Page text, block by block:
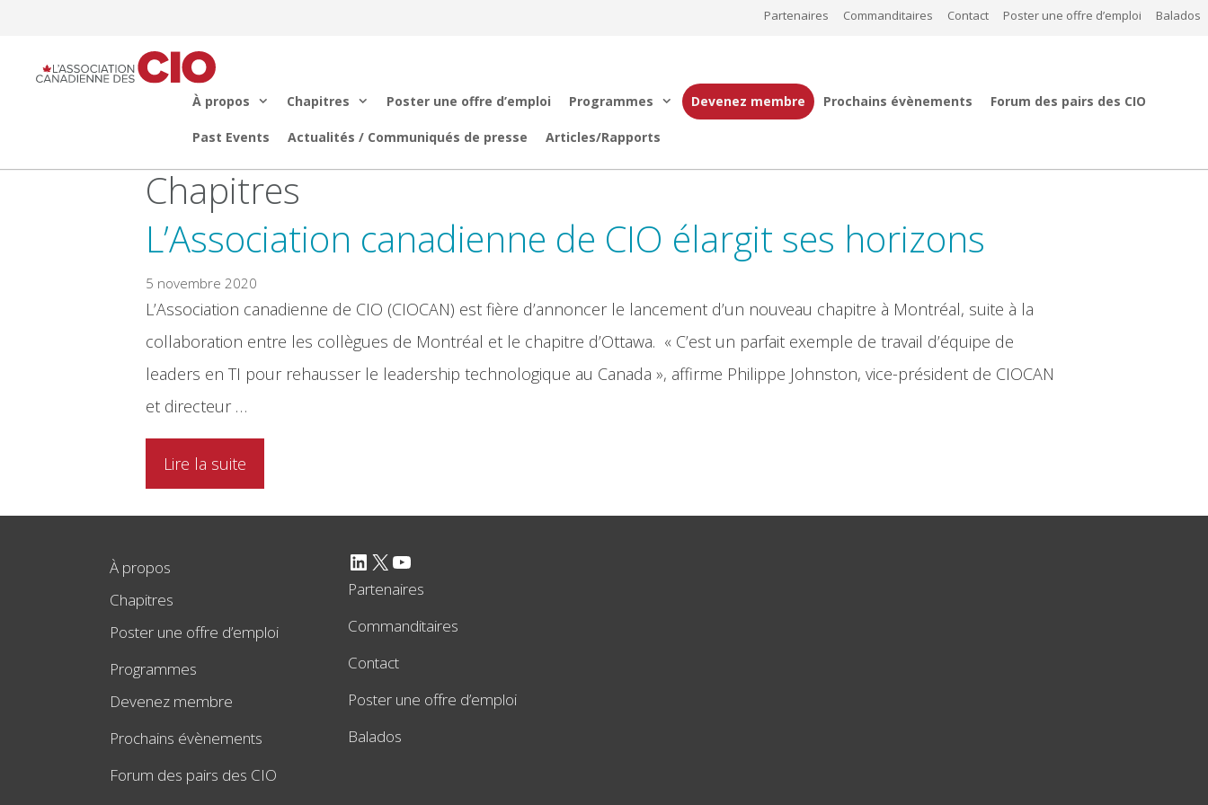
contenu
Partenaires Commanditaires Contact Poster une offre d’emploi Balados
À propos Chapitres Poster une offre d’emploi Programmes Devenez membre Prochains évènements Forum des pairs des CIO
Past Events Actualités / Communiqués de presse Articles/Rapports
Chapitres
L’Association canadienne de CIO élargit ses horizons
5 novembre 2020
L’Association canadienne de CIO (CIOCAN) est fière d’annoncer le lancement d’un nouveau chapitre à Montréal, suite à la
collaboration entre les collègues de Montréal et le chapitre d’Ottawa. « C’est un parfait exemple de travail d’équipe de
leaders en TI pour rehausser le leadership technologique au Canada », affirme Philippe Johnston, vice-président de CIOCAN
et directeur …
Lire la suite
À propos
Chapitres
Poster une offre d’emploi
Programmes
Devenez membre
Prochains évènements
Forum des pairs des CIO
LinkedIn X YouTube
Partenaires
Commanditaires
Contact
Poster une offre d’emploi
Balados